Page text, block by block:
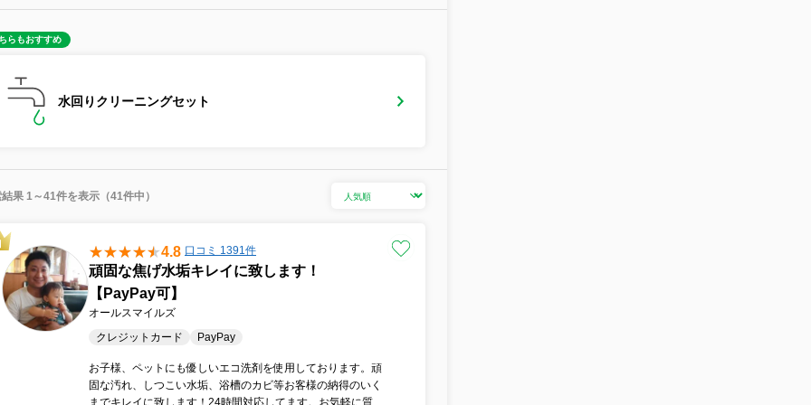
らもおすすめ
水回りクリーニングセット
果 1～41件を表示（41件中）
4.8 口コミ 1391件
頑固な焦げ水垢キレイに致します！
【PayPay可】
オールスマイルズ
クレジットカード
PayPay
お子様、ペットにも優しいエコ洗剤を使用しております。頑
固な汚れ、しつこい水垢、浴槽のカビ等お客様の納得のいく
までキレイに致します！24時間対応してます。お気軽に質問